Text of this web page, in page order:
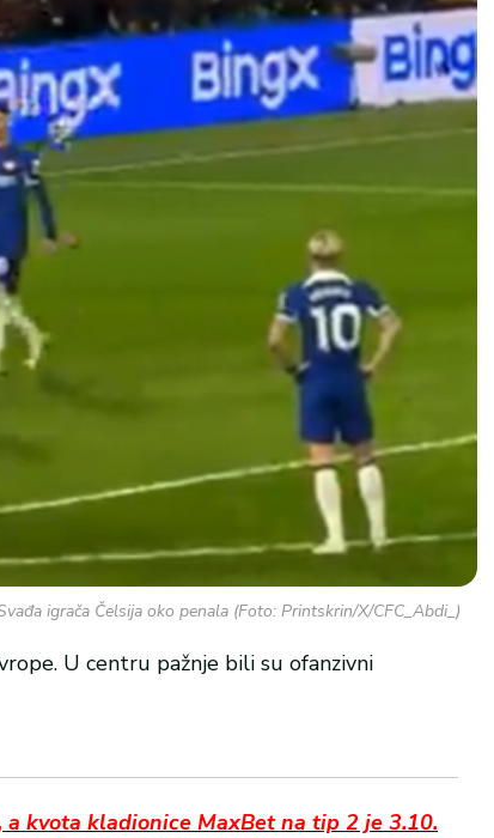
igrača Čelsija oko penala (Foto: Printskrin/X/CFC_Abdi_)
U centru pažnje bili su ofanzivni
kvota kladionice MaxBet na tip 2 je 3.10.